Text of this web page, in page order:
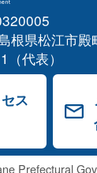
県松江市殿
代表）
ス
Prefectural